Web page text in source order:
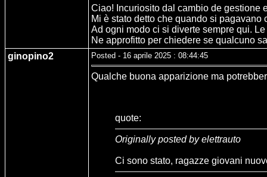
Ciao! Incuriosito dal cambio de gestione
Mi è stato detto che quando si
Ad ogni modo ci si diverte sempre qui.
Ne approfitto per chiedere se qualcuno
ginopino2
Posted - 16 aprile 2025 : 08:44:45
Qualche buona apparizione ma
quote:
Originally posted by elettrauto
Ci sono stato, ragazze giovani